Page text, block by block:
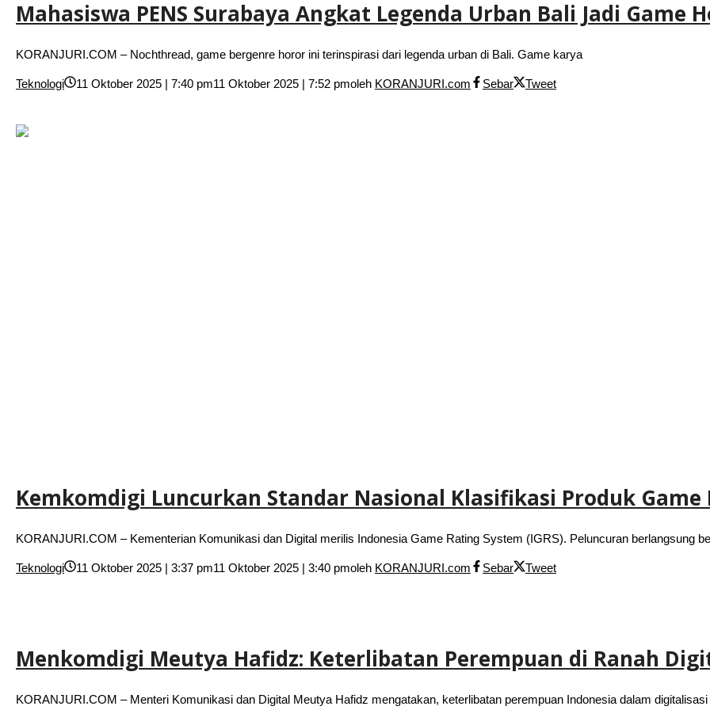
Mahasiswa PENS Surabaya Angkat Legenda Urban Bali Jadi Game
KORANJURI.COM – Nochthread, game bergenre horor ini terinspirasi dari legenda urban di Bali. Game karya
Teknologi 11 Oktober 2025 | 7:40 pm11 Oktober 2025 | 7:52 pmoleh KORANJURI.com Sebar Tweet
Kemkomdigi Luncurkan Standar Nasional Klasifikasi Produk Game
KORANJURI.COM – Kementerian Komunikasi dan Digital merilis Indonesia Game Rating System (IGRS). Peluncuran berlangsung
Teknologi 11 Oktober 2025 | 3:37 pm11 Oktober 2025 | 3:40 pmoleh KORANJURI.com Sebar Tweet
Menkomdigi Meutya Hafidz: Keterlibatan Perempuan di Ranah
KORANJURI.COM – Menteri Komunikasi dan Digital Meutya Hafidz mengatakan, keterlibatan perempuan Indonesia dalam